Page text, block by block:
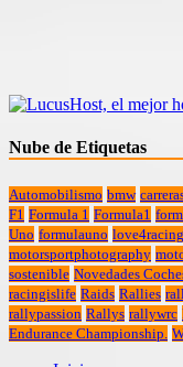
Nube de Etiquetas
Automobilismo bmw
F1 Formula 1 Formula1
Uno formulauno love4racing
motorsportphotography
sostenible Novedades
racingislife Raids Rallies
rallypassion Rallys rallywrc
Endurance Championship.